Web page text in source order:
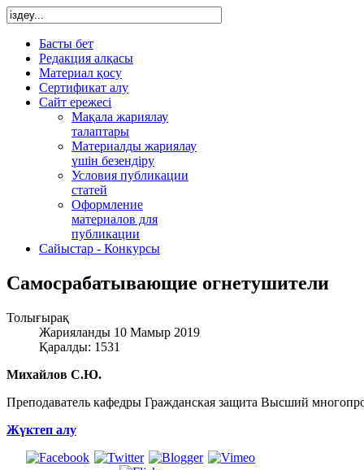
Басты бет
Редакция алқасы
Материал қосу
Сертификат алу
Сайт ережесі
Мақала жариялау
талаптары
Материалды жариялау
үшін безендіру
Условия публикации
статей
Оформление
материалов для
публикации
Сайыстар - Конкурсы
Самосрабатывающие огнетушители
Толығырақ
Жарияланды 10 Мамыр 2019
Қаралды: 1531
Михайлов С.Ю.
Преподаватель кафедры Гражданская защита Высший
Жүктеп алу